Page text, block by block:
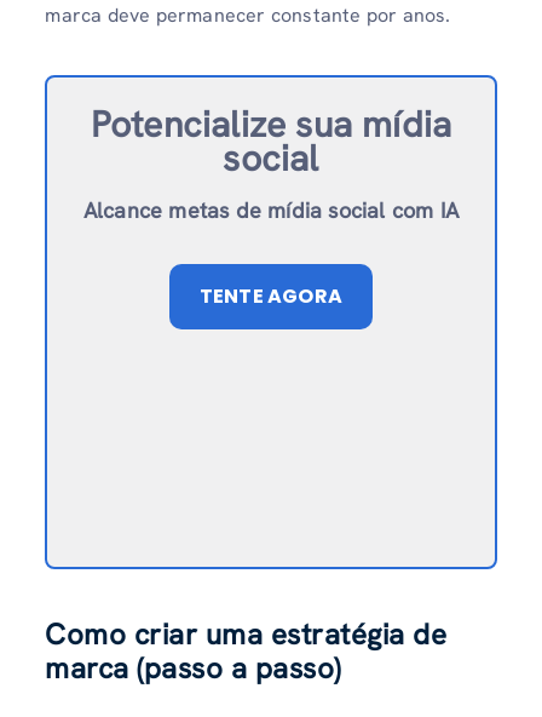
marca deve permanecer constante por anos.
Potencialize sua mídia
social
Alcance metas de mídia social com IA
TENTE AGORA
Como criar uma estratégia de
marca (passo a passo)